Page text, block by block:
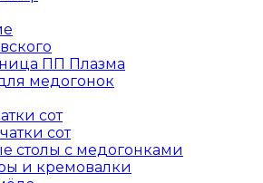
ПП Плазма
медогонок
сот
сот
столы с медогонками
и кремовалки